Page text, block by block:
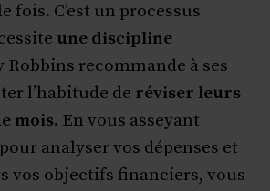
fois. C’est un processus
une discipline
Robbins recommande à ses
l’habitude de réviser leurs
mois. En vous asseyant
analyser vos dépenses et
vos objectifs financiers, vous